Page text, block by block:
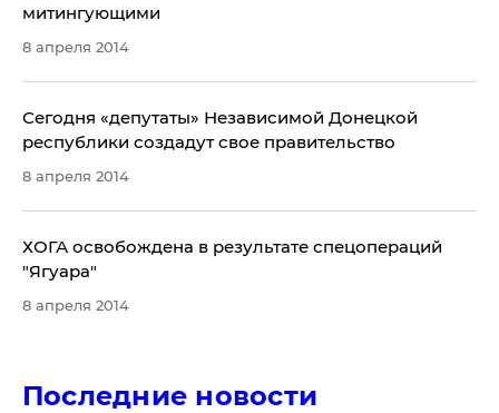
митингующими
8 апреля 2014
Сегодня «депутаты» Независимой Донецкой
республики создадут свое правительство
8 апреля 2014
ХОГА освобождена в результате спецопераций
"Ягуара"
8 апреля 2014
Последние новости